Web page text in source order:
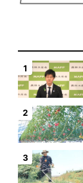
1
2
3